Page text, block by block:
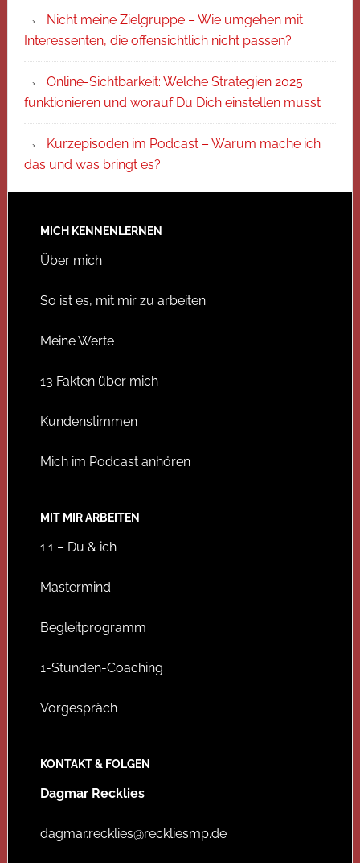
Nicht meine Zielgruppe – Wie umgehen mit
Interessenten, die offensichtlich nicht passen?
Online-Sichtbarkeit: Welche Strategien 2025
funktionieren und worauf Du Dich einstellen musst
Kurzepisoden im Podcast – Warum mache ich
das und was bringt es?
MICH KENNENLERNEN
Über mich
So ist es, mit mir zu arbeiten
Meine Werte
13 Fakten über mich
Kundenstimmen
Mich im Podcast anhören
MIT MIR ARBEITEN
1:1 – Du & ich
Mastermind
Begleitprogramm
1-Stunden-Coaching
Vorgespräch
KONTAKT & FOLGEN
Dagmar Recklies
dagmar.recklies@reckliesmp.de